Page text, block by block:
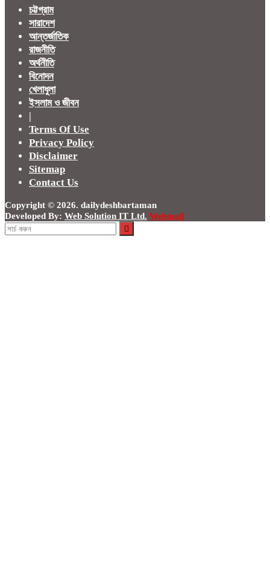
চট্টগ্রাম
সারাদেশ
আন্তর্জাতিক
রাজনীতি
অর্থনীতি
বিনোদন
খেলাধুলা
ইসলাম ও জীবন
Terms Of Use
Privacy Policy
Disclaimer
Sitemap
Contact Us
Copyright © 2026. dailydeshbartaman
Developed By: Web Solution IT Ltd. Webmail